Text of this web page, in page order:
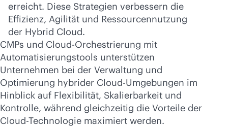
erreicht. Diese Strategien verbessern die
Effizienz, Agilität und Ressourcennutzung
der Hybrid Cloud.
CMPs und Cloud-Orchestrierung mit
Automatisierungstools unterstützen
Unternehmen bei der Verwaltung und
Optimierung hybrider Cloud-Umgebungen im
Hinblick auf Flexibilität, Skalierbarkeit und
Kontrolle, während gleichzeitig die Vorteile der
Cloud-Technologie maximiert werden.